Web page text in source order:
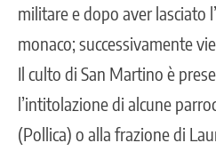
militare e dopo aver lasciato
monaco; successivamente
Il culto di San Martino è
l’intitolazione di alcune
(Pollica) o alla frazione di